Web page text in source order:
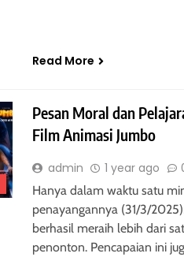
Read More
Pesan Moral dan
Film Animasi Jumbo
admin 1 year ago
Hanya dalam waktu satu
penayangannya (31/3/
berhasil meraih lebih dari
penonton. Pencapaian ini